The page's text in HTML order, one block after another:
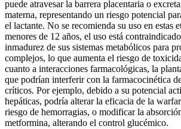
puede atravesar la barrera placentaria o
materna, representando un riesgo potencial
el lactante. No se recomienda su uso en estas
menores de 12 años, el uso está
inmadurez de sus sistemas metabólicos para
complejos, lo que aumenta el riesgo de
cuanto a interacciones farmacológicas, la
que podrían interferir con la farmacocinética
críticos. Por ejemplo, debido a su potencial
hepáticas, podría alterar la eficacia de la
riesgo de hemorragias, o modificar la
metformina, alterando el control glucémico.